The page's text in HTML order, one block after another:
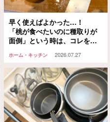
早く使えばよかった…！
「桃が食べたいのに種取りが
面倒」という時は、コレをず
ホーム・キッチン 2026.07.27